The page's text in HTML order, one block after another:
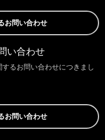
お問い合わせ
い合わせ
るお問い合わせにつきまし
お問い合わせ